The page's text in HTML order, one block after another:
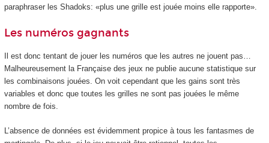
paraphraser les Shadoks: «plus une grille est jouée moins elle rapporte».
Les numéros gagnants
Il est donc tentant de jouer les numéros que les autres ne jouent pas…
Malheureusement la Française des jeux ne publie aucune statistique sur
les combinaisons jouées. On voit cependant que les gains sont très
variables et donc que toutes les grilles ne sont pas jouées le même
nombre de fois.
L’absence de données est évidemment propice à tous les fantasmes de